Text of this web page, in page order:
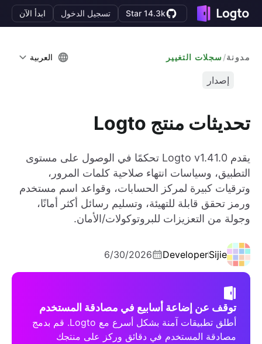
Star 14.3k تسجيل الدخول ابدأ الآن
مدونة/سجلات التغيير العربية
إصدار
تحديثات منتج Logto
يقدم Logto v1.41.0 تحكمًا في الوصول على مستوى
التطبيق، وسياسات انتهاء صلاحية كلمات المرور،
وترقيات كبيرة لمركز الحسابات، وقواعد اسم مستخدم
ورمز تحقق قابلة للتهيئة، وتسليم رسائل أكثر أمانًا،
وجولة من التعزيزات للبروتوكولات/الأمان.
Sijie
Developer
6/30/2026
توقف عن إضاعة أسابيع في مصادقة المستخدم
أطلق تطبيقات آمنة بشكل أسرع مع Logto. قم بدمج
مصادقة المستخدم في دقائق وركز على منتجك